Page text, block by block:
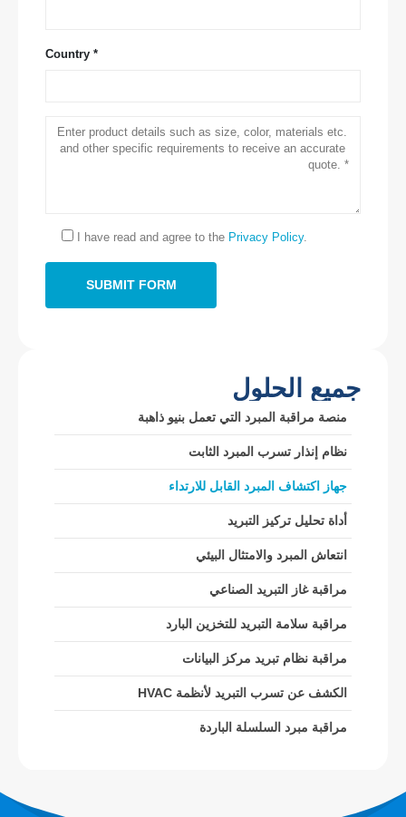
جميع الحلول
منصة مراقبة المبرد التي تعمل بنيو ذاهبة
نظام إنذار تسرب المبرد الثابت
جهاز اكتشاف المبرد القابل للارتداء
أداة تحليل تركيز التبريد
انتعاش المبرد والامتثال البيئي
مراقبة غاز التبريد الصناعي
مراقبة سلامة التبريد للتخزين البارد
مراقبة نظام تبريد مركز البيانات
الكشف عن تسرب التبريد لأنظمة HVAC
مراقبة مبرد السلسلة الباردة
Country *
I have read and agree to the Privacy Policy.
اتصل بنا
بريد إلكتروني:
cece@winsensor.com
WeChat
WeChat
مستشعر R454B
مستشعر R32
حلنا
الكشف عن تسرب التبريد لأنظمة HVAC
مراقبة مبرد السلسلة الباردة